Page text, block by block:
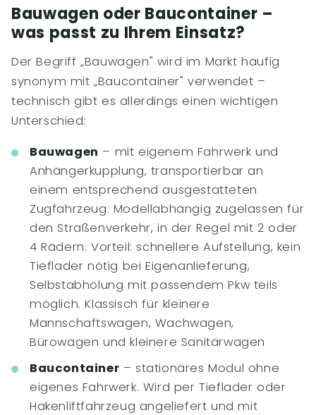
Bauwagen oder Baucontainer –
was passt zu Ihrem Einsatz?
Der Begriff „Bauwagen" wird im Markt häufig
synonym mit „Baucontainer" verwendet –
technisch gibt es allerdings einen wichtigen
Unterschied:
Bauwagen – mit eigenem Fahrwerk und
Anhängerkupplung, transportierbar an
einem entsprechend ausgestatteten
Zugfahrzeug. Modellabhängig zugelassen für
den Straßenverkehr, in der Regel mit 2 oder
4 Rädern. Vorteil: schnellere Aufstellung, kein
Tieflader nötig bei Eigenanlieferung,
Selbstabholung mit passendem Pkw teils
möglich. Klassisch für kleinere
Mannschaftswagen, Wachwagen,
Bürowagen und kleinere Sanitärwagen
Baucontainer – stationäres Modul ohne
eigenes Fahrwerk. Wird per Tieflader oder
Hakenliftfahrzeug angeliefert und mit